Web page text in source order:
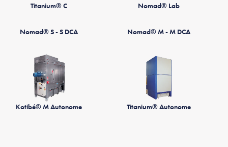
Titanium® C Nomad® Lab
Nomad® S - S DCA Nomad® M - M DCA
Kotibé® M Autonome Titanium® Autonome